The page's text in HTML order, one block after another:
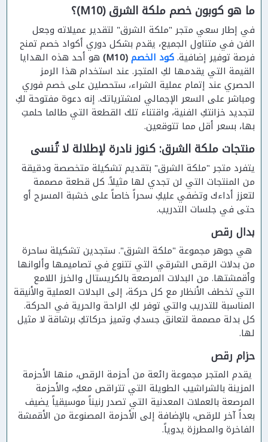
ما هو كوبون خصم ملكة الشرق (M10)؟
في إطار سعي متجر "ملكة الشرق" لتقدير عميلاته وجعل
الفن في متناول الجميع، يقدم بشكل دوري أكواد خصم تمنح
فرصة توفير إضافية.كود الخصم(M10)
هو أحد هذه الهدايا
القيمة التي يقدمها لكِ المتجر. عند استخدام هذا الرمز
الحصري عند إتمام عملية الشراء، ستحصلين على خصم فوري
ومباشر على السعر الإجمالي لمشترياتك. إنه دعوة مفتوحة لكِ
لتجديد خزانتكِ الفنية، واقتناء تلك القطعة التي طالما حلمتِ
بها، بسعر أقل مما تتوقعين.
منتجات ملكة الشرق: كنوز نادرة لإطلالة لا تُنسى
يتفرد متجر "ملكة الشرق" بتقديم تشكيلة متخصصة ودقيقة
من المنتجات التي لن تجدي لها مثيلاً. كل قطعة مصممة
لتعزز أداءك وتضفي عليكِ سحراً خاصاً على خشبة المسرح أو
حتى في جلسات التدريب.
بدال رقص
هي جوهر مجموعة "ملكة الشرق". ستجدين تشكيلة ساحرة
من بدلات الرقص الشرقي التي تتنوع في تصاميمها وألوانها
وأقمشتها. من البدلات المرصعة بالكريستال والخرز اللامع
التي تخطف الأنظار مع كل حركة، إلى البدلات العملية والأنيقة
المناسبة للتدريب والتي توفر لكِ الراحة والحرية في الحركة.
كل بدلة مصممة لتعانق جسدكِ وتميز حركاتكِ برشاقة لا مثيل
لها.
حزام رقص
يقدم المتجر مجموعة رائعة من أحزمة الرقص، منها الأحزمة
المزينة بالشراشيب الطويلة التي تتراقص معكِ، والأحزمة
المرصعة بالعملات المعدنية التي تصدر رنيناً موسيقياً يضيف
بعداً آخر للرقص، بالإضافة إلى الأحزمة المصنوعة من الأقمشة
الفاخرة والمطرزة يدوياً.